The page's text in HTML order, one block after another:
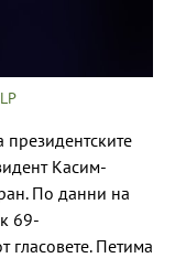
президентските
Касим-
По данни на
69-
гласовете. Петима